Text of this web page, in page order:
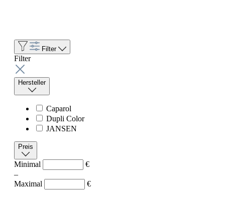
Filter
Filter
Hersteller
Caparol
Dupli Color
JANSEN
Preis
Minimal
€
–
Maximal
€